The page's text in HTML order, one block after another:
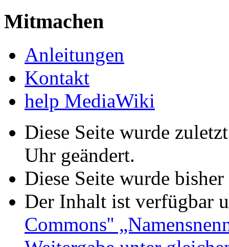
Mitmachen
Anleitungen
Kontakt
help MediaWiki
Diese Seite wurde
Uhr geändert.
Diese Seite wurde
Der Inhalt ist verfügbar
Commons''